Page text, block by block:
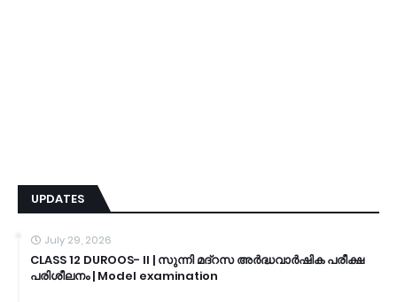
UPDATES
July 29, 2026
CLASS 12 DUROOS- II | സുന്നി മദ്റസ അർദ്ധവാർഷിക പരീക്ഷ
പരിശീലനം | Model examination